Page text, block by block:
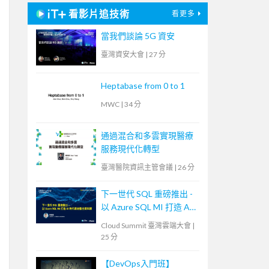
看影片追技術 看更多
當我們談論 5G 資安
臺灣資安大會 | 27 分
Heptabase from 0 to 1
MWC | 34 分
通過混合和多雲實現醫療
服務現代化轉型
臺灣醫院資訊主管會議 | 26 分
下一世代 SQL 重磅推出 -
以 Azure SQL MI 打造 AI
時代雲地整合資料庫
Cloud Summit 臺灣雲端大會 |
25 分
【DevOps入門班】